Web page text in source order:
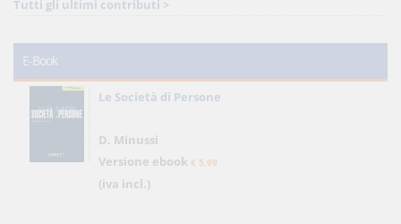
Tutti gli ultimi contributi >
E-Book
Le Società di Persone
D. Minussi
Versione ebook € 5,99
(iva incl.)